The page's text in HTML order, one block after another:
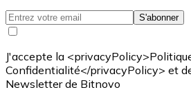
S'abonner
J'accepte la
Confidentialité</privacyPolicy> et
Newsletter de Bitnovo